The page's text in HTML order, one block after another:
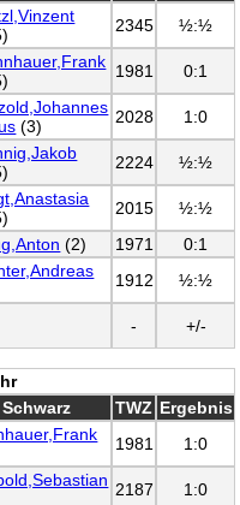
2345 ½:½
1981 0:1
(3) 2028 1:0
2224 ½:½
2015
½:½
(2) 1971
0:1
1912 ½:½
- +/-
Schwarz TWZ Ergebnis
1981 1:0
2187 1:0